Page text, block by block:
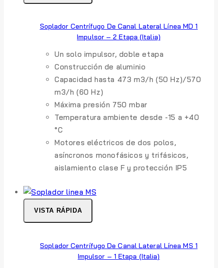
Soplador Centrífugo De Canal Lateral Línea MD 1
Impulsor – 2 Etapa (Italia)
Un solo impulsor, doble etapa
Construcción de aluminio
Capacidad hasta 473 m3/h (50 Hz)/570
m3/h (60 Hz)
Máxima presión 750 mbar
Temperatura ambiente desde -15 a +40
°C
Motores eléctricos de dos polos,
asíncronos monofásicos y trifásicos,
aislamiento clase F y protección IP5
VISTA RÁPIDA
Soplador Centrífugo De Canal Lateral Línea MS 1
Impulsor – 1 Etapa (Italia)